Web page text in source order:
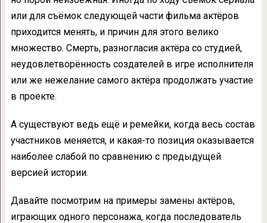
или для съёмок следующей части фильма актёров
приходится менять, и причин для этого велико
множество. Смерть, разногласия актёра со студией,
неудовлетворённость создателей в игре исполнителя
или же нежелание самого актёра продолжать участие
в проекте.
А существуют ведь ещё и ремейки, когда весь состав
участников меняется, и какая-то позиция оказывается
наиболее слабой по сравнению с предыдущей
версией истории.
Давайте посмотрим на примеры замены актёров,
играющих одного персонажа, когда последователь